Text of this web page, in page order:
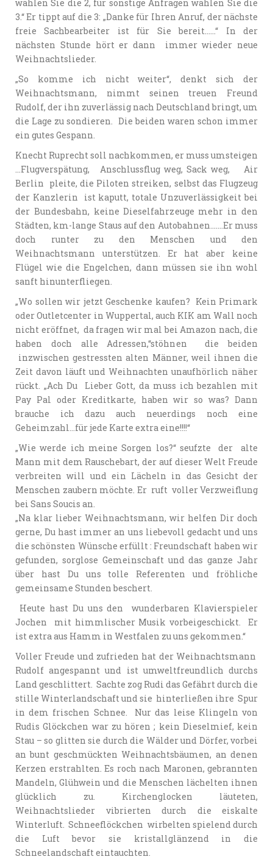
wählen Sie die 2, für sonstige Anfragen wählen Sie die
3.“ Er tippt auf die 3: „Danke für Ihren Anruf, der nächste
freie Sachbearbeiter ist für Sie bereit……“ In der
nächsten Stunde hört er dann immer wieder neue
Weihnachtslieder.
„So komme ich nicht weiter“, denkt sich der
Weihnachtsmann, nimmt seinen treuen Freund
Rudolf, der ihn zuverlässig nach Deutschland bringt, um
die Lage zu sondieren. Die beiden waren schon immer
ein gutes Gespann.
Knecht Ruprecht soll nachkommen, er muss umsteigen
…Flugverspätung, Anschlussflug weg, Sack weg, Air
Berlin pleite, die Piloten streiken, selbst das Flugzeug
der Kanzlerin ist kaputt, totale Unzuverlässigkeit bei
der Bundesbahn, keine Dieselfahrzeuge mehr in den
Städten, km-lange Staus auf den Autobahnen…….Er muss
doch runter zu den Menschen und den
Weihnachtsmann unterstützen. Er hat aber keine
Flügel wie die Engelchen, dann müssen sie ihn wohl
sanft hinunterfliegen.
„Wo sollen wir jetzt Geschenke kaufen? Kein Primark
oder Outletcenter in Wuppertal, auch KIK am Wall noch
nicht eröffnet, da fragen wir mal bei Amazon nach, die
haben doch alle Adressen,“stöhnen die beiden
inzwischen gestressten alten Männer, weil ihnen die
Zeit davon läuft und Weihnachten unaufhörlich näher
rückt. „Ach Du Lieber Gott, da muss ich bezahlen mit
Pay Pal oder Kreditkarte, haben wir so was? Dann
brauche ich dazu auch neuerdings noch eine
Geheimzahl…für jede Karte extra eine!!!!“
„Wie werde ich meine Sorgen los?“ seufzte der alte
Mann mit dem Rauschebart, der auf dieser Welt Freude
verbreiten will und ein Lächeln in das Gesicht der
Menschen zaubern möchte. Er ruft voller Verzweiflung
bei Sans Soucis an.
„Na klar lieber Weihnachtsmann, wir helfen Dir doch
gerne, Du hast immer an uns liebevoll gedacht und uns
die schönsten Wünsche erfüllt : Freundschaft haben wir
gefunden, sorglose Gemeinschaft und das ganze Jahr
über hast Du uns tolle Referenten und fröhliche
gemeinsame Stunden beschert.
Heute hast Du uns den wunderbaren Klavierspieler
Jochen mit himmlischer Musik vorbeigeschickt. Er
ist extra aus Hamm in Westfalen zu uns gekommen.“
Voller Freude und zufrieden hat der Weihnachtsmann
Rudolf angespannt und ist umweltfreundlich durchs
Land geschlittert. Sachte zog Rudi das Gefährt durch die
stille Winterlandschaft und sie hinterließen ihre Spur
in dem frischen Schnee. Nur das leise Klingeln von
Rudis Glöckchen war zu hören ; kein Dieselmief, kein
Stau – so glitten sie durch die Wälder und Dörfer, vorbei
an bunt geschmückten Weihnachtsbäumen, an denen
Kerzen erstrahlten. Es roch nach Maronen, gebrannten
Mandeln, Glühwein und die Menschen lächelten ihnen
glücklich zu. Kirchenglocken läuteten,
Weihnachtslieder vibrierten durch die eiskalte
Winterluft. Schneeflöckchen wirbelten spielend durch
die Luft bevor sie kristallglänzend in die
Schneelandschaft eintauchten.